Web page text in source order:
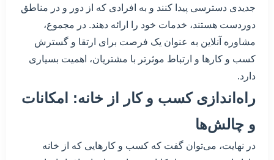
جدیدی دسترسی پیدا کنند و به افرادی که از دور و در مناطق
دوردست هستند، خدمات خود را ارائه دهند. در مجموع،
مشاوره آنلاین به عنوان یک فرصت برای ارتقا و گسترش
کسب و کارها و ارتباط موثرتر با مشتریان، اهمیت بسیاری
دارد.
راه‌اندازی کسب و کار از خانه: امکانات
و چالش‌ها
در نهایت، می‌توان گفت که کسب و کارهایی که از خانه